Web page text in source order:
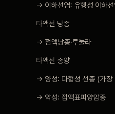
→ 이하선염: 유행성 이하
타액선 낭종
→ 점액낭종·루눌라
타액선 종양
→ 양성: 다형성 선종 (가장
→ 악성: 점액표피양암종